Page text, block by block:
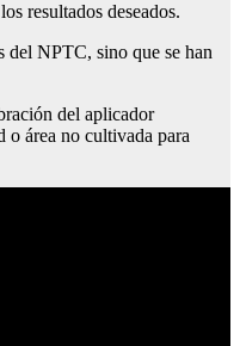
resultados deseados.
del NPTC, sino que se han
del aplicador
o área no cultivada para